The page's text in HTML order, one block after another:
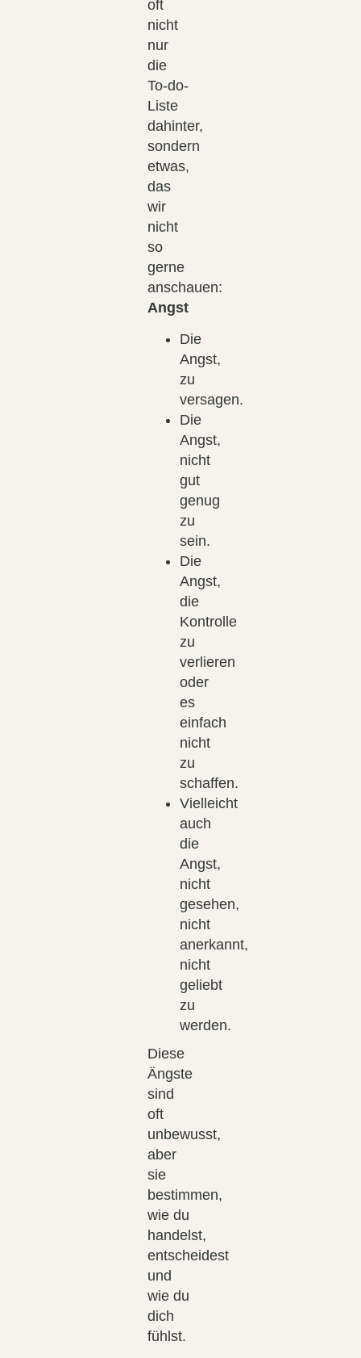
oft
nicht
nur
die
To-do-
Liste
dahinter,
sondern
etwas,
das
wir
nicht
so
gerne
anschauen:
Angst
Die
Angst,
zu
versagen.
Die
Angst,
nicht
gut
genug
zu
sein.
Die
Angst,
die
Kontrolle
zu
verlieren
oder
es
einfach
nicht
zu
schaffen.
Vielleicht
auch
die
Angst,
nicht
gesehen,
nicht
anerkannt,
nicht
geliebt
zu
werden.
Diese
Ängste
sind
oft
unbewusst,
aber
sie
bestimmen,
wie du
handelst,
entscheidest
und
wie du
dich
fühlst.